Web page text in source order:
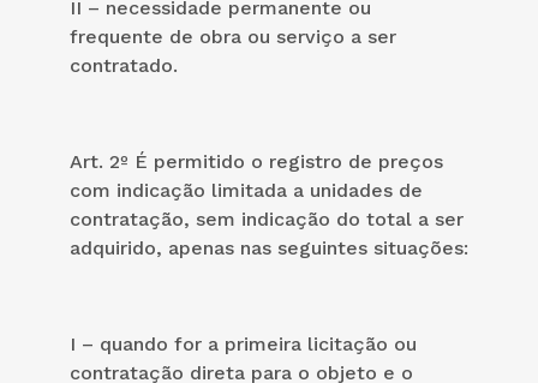
II – necessidade permanente ou
frequente de obra ou serviço a ser
contratado.
Art. 2º É permitido o registro de preços
com indicação limitada a unidades de
contratação, sem indicação do total a ser
adquirido, apenas nas seguintes situações:
I – quando for a primeira licitação ou
contratação direta para o objeto e o